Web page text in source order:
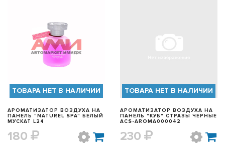
БЫСТРЫЙ ПРОСМОТР
ТОВАРА НЕТ В НАЛИЧИИ
АРОМАТИЗАТОР ВОЗДУХА НА
ПАНЕЛЬ "NATUREL SPA" БЕЛЫЙ
МУСКАТ L24
180
ТОВАРА НЕТ В НАЛИЧИИ
АРОМАТИЗАТОР ВОЗДУХА НА
ПАНЕЛЬ "КУБ" СТРАЗЫ ЧЕРНЫЕ
ACS-AROMA000042
230